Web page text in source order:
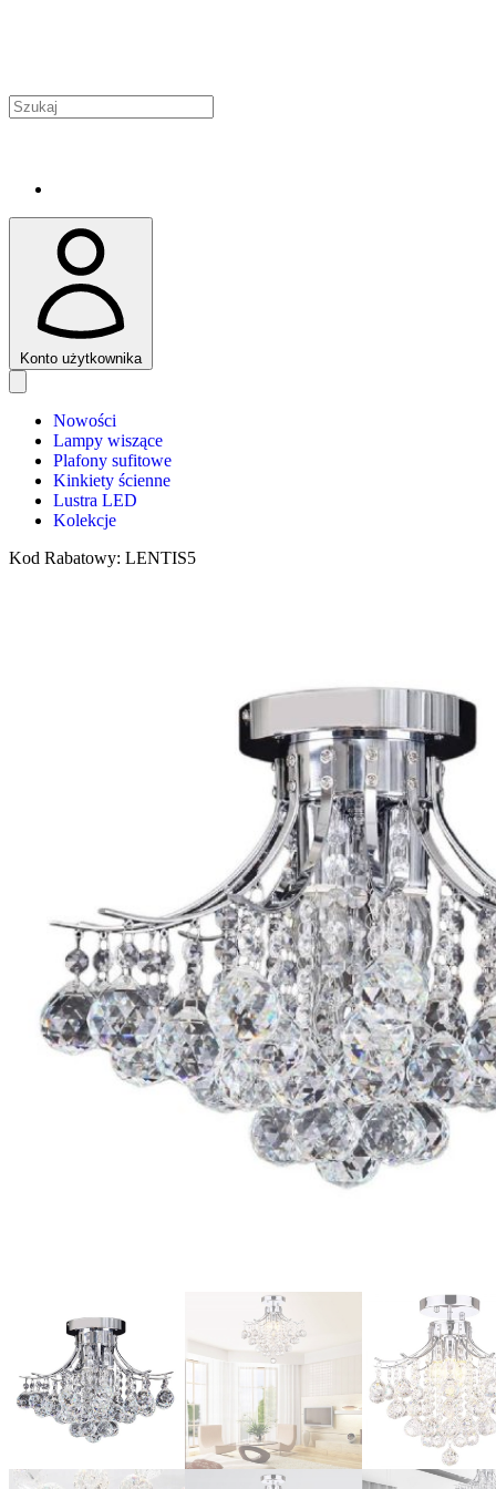
Konto użytkownika
Nowości
Lampy wiszące
Plafony sufitowe
Kinkiety ścienne
Lustra LED
Kolekcje
Kod Rabatowy: LENTIS5